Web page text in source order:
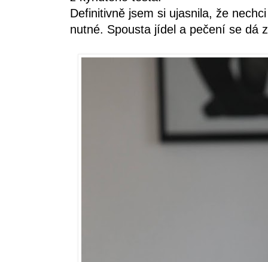
Definitivně jsem si ujasnila, že
nutné. Spousta jídel a pečení se dá